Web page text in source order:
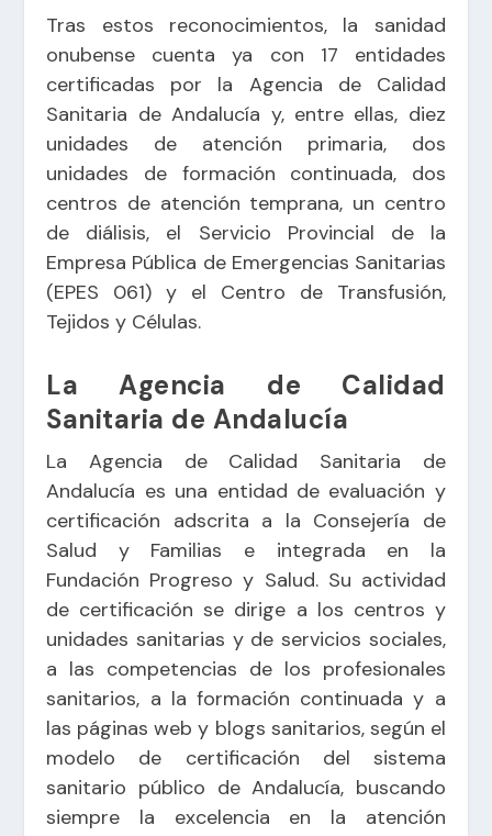
Tras estos reconocimientos, la sanidad
onubense cuenta ya con 17 entidades
certificadas por la Agencia de Calidad
Sanitaria de Andalucía y, entre ellas, diez
unidades de atención primaria, dos
unidades de formación continuada, dos
centros de atención temprana, un centro
de diálisis, el Servicio Provincial de la
Empresa Pública de Emergencias Sanitarias
(EPES 061) y el Centro de Transfusión,
Tejidos y Células.
La Agencia de Calidad
Sanitaria de Andalucía
La Agencia de Calidad Sanitaria de
Andalucía es una entidad de evaluación y
certificación adscrita a la Consejería de
Salud y Familias e integrada en la
Fundación Progreso y Salud. Su actividad
de certificación se dirige a los centros y
unidades sanitarias y de servicios sociales,
a las competencias de los profesionales
sanitarios, a la formación continuada y a
las páginas web y blogs sanitarios, según el
modelo de certificación del sistema
sanitario público de Andalucía, buscando
siempre la excelencia en la atención